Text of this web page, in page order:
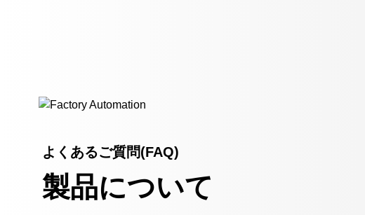
よくあるご質問(FAQ)
製品について